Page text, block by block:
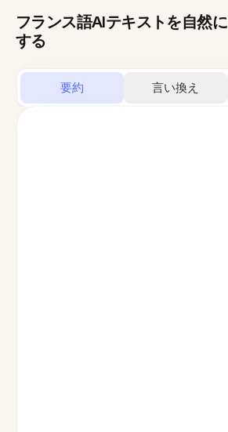
フランス語AIテキストを自然に
する
要約 言い換え